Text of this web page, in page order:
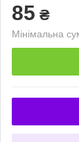
85 ₴
Мінімальна